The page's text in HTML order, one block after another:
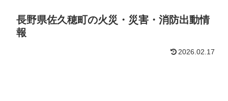
長野県佐久穂町の火災・災害・消防出動情
報
2026.02.17